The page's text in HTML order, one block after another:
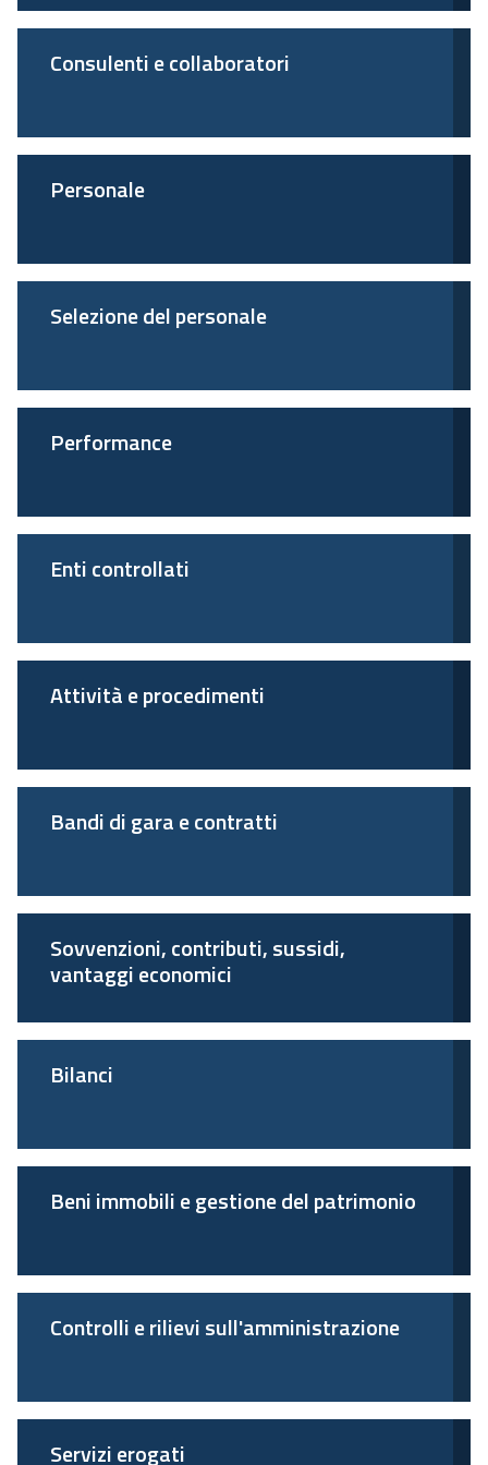
Consulenti e collaboratori
Personale
Selezione del personale
Performance
Enti controllati
Attività e procedimenti
Bandi di gara e contratti
Sovvenzioni, contributi, sussidi,
vantaggi economici
Bilanci
Beni immobili e gestione del patrimonio
Controlli e rilievi sull'amministrazione
Servizi erogati